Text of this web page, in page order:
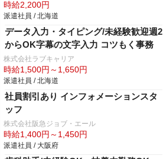
時給2,200円
派遣社員 / 北海道
データ入力・タイピング/未経験歓迎週2
からOK字幕の文字入力 コツもく事務
株式会社ラブキャリア
時給1,500円～1,650円
派遣社員 / 北海道
社員割引あり インフォメーションスタ
ッフ
株式会社阪急ジョブ・エール
時給1,400円～1,450円
派遣社員 / 大阪府